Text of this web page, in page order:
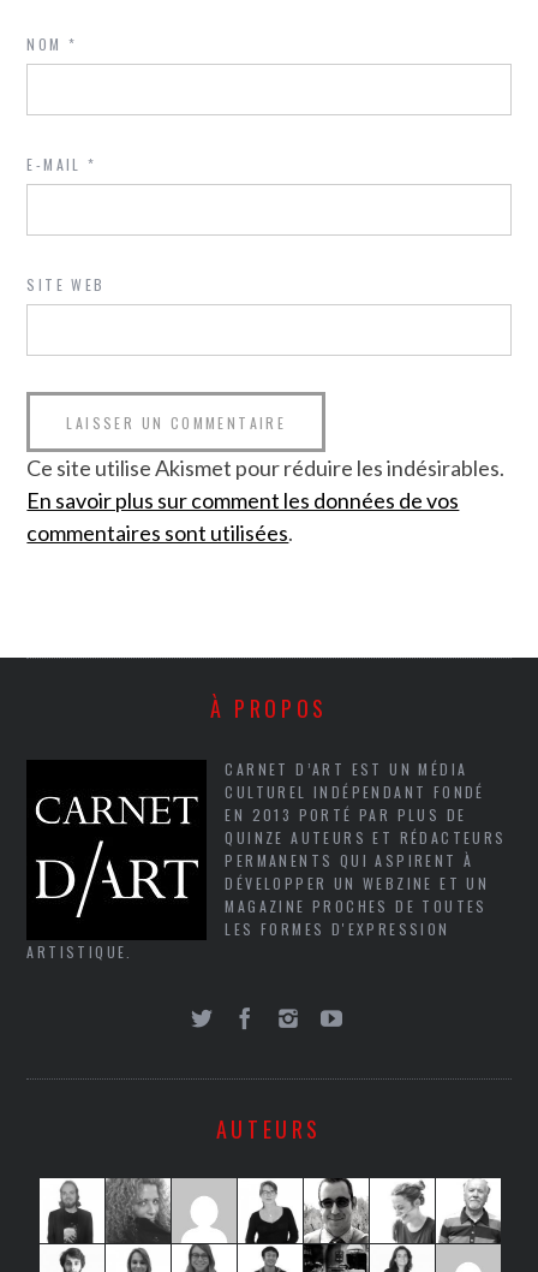
NOM*
E-MAIL*
SITE WEB
Ce site utilise Akismet pour réduire les indésirables.
En savoir plus sur comment les données de vos
commentaires sont utilisées.
À PROPOS
CARNET D’ART EST UN MÉDIA
CULTUREL INDÉPENDANT FONDÉ
EN 2013 PORTÉ PAR PLUS DE
QUINZE AUTEURS ET RÉDACTEURS
PERMANENTS QUI ASPIRENT À
DÉVELOPPER UN WEBZINE ET UN
MAGAZINE PROCHES DE TOUTES
LES FORMES D'EXPRESSION
ARTISTIQUE.
AUTEURS